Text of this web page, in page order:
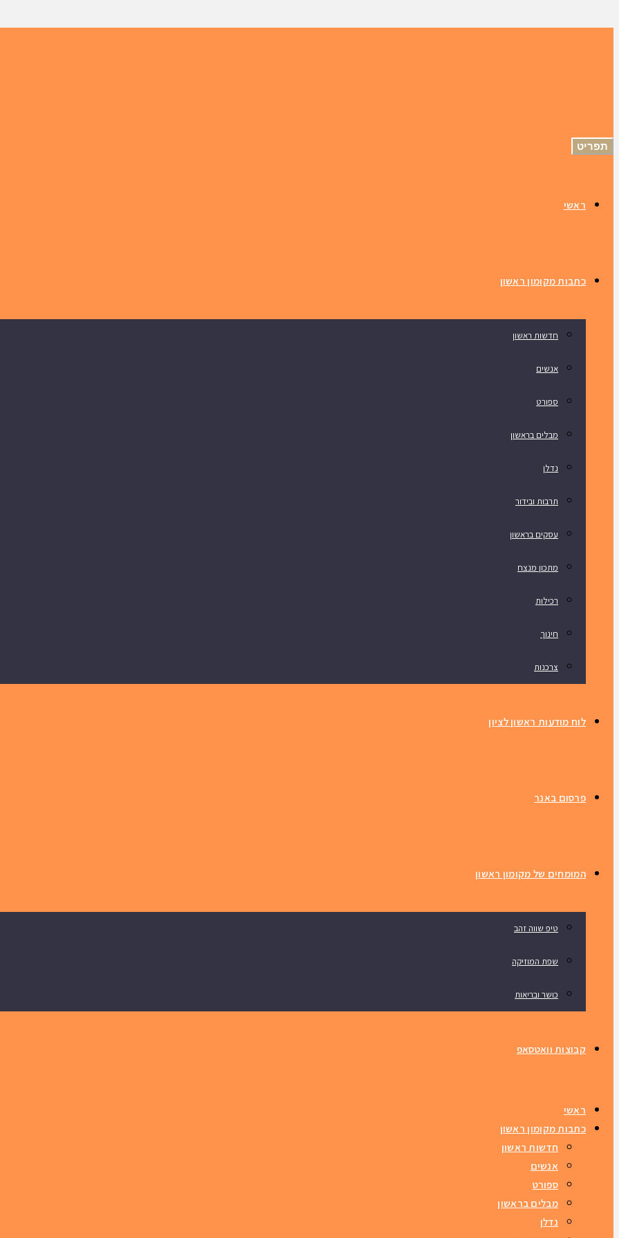
תפריט
ראשי
כתבות מקומון ראשון
חדשות ראשון
אנשים
ספורט
מבלים בראשון
נדלן
תרבות ובידור
עסקים בראשון
מתכון מנצח
רכילות
חינוך
צרכנות
לוח מודעות ראשון לציון
פרסום באנר
המומחים של מקומון ראשון
טיפ שווה זהב
שפת המוזיקה
כושר ובריאות
קבוצות וואטסאפ
ראשי
כתבות מקומון ראשון
חדשות ראשון
אנשים
ספורט
מבלים בראשון
נדלן